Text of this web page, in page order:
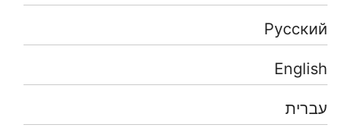
Русский
English
עברית